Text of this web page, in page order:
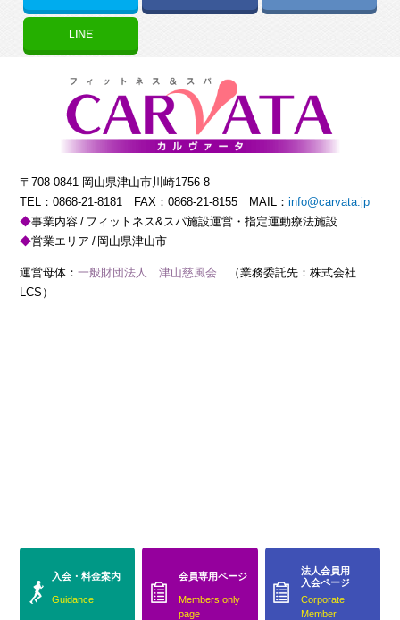
LINE
〒708-0841 岡山県津山市川崎1756-8
TEL：0868-21-8181 FAX：0868-21-8155 MAIL：info@carvata.jp
事業内容
フィットネス&スパ施設運営・指定運動療法施設
営業エリア
岡山県津山市
運営母体：一般財団法人 津山慈風会
（業務委託先：株式会社
LCS）
入会・料金案内
Guidance
会員専用ページ
Members only
page
法人会員用
入会ページ
Corporate
Member